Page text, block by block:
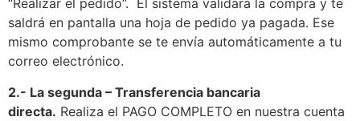
“Realizar el pedido”. El sistema validará la compra y te
saldrá en pantalla una hoja de pedido ya pagada. Ese
mismo comprobante se te envía automáticamente a tu
correo electrónico.
2.- La segunda – Transferencia bancaria
directa. Realiza el PAGO COMPLETO en nuestra cuenta